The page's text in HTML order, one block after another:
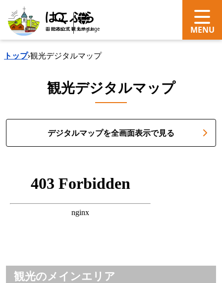
search Language
トップ›観光デジタルマップ
観光デジタルマップ
デジタルマップを全画面表示で見る
観光のメインエリア